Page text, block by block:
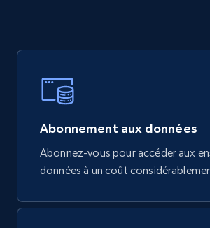
Abonnement aux données
Abonnez-vous pour accéder aux
données à un coût